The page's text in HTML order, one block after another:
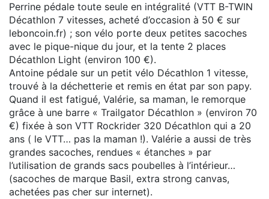
Perrine pédale toute seule en intégralité (VTT B-TWIN
Décathlon 7 vitesses, acheté d’occasion à 50 € sur
leboncoin.fr) ; son vélo porte deux petites sacoches
avec le pique-nique du jour, et la tente 2 places
Décathlon Light (environ 100 €).
Antoine pédale sur un petit vélo Décathlon 1 vitesse,
trouvé à la déchetterie et remis en état par son papy.
Quand il est fatigué, Valérie, sa maman, le remorque
grâce à une barre « Trailgator Décathlon » (environ 70
€) fixée à son VTT Rockrider 320 Décathlon qui a 20
ans ( le VTT… pas la maman !). Valérie a aussi de très
grandes sacoches, rendues « étanches » par
l’utilisation de grands sacs poubelles à l’intérieur…
(sacoches de marque Basil, extra strong canvas,
achetées pas cher sur internet).